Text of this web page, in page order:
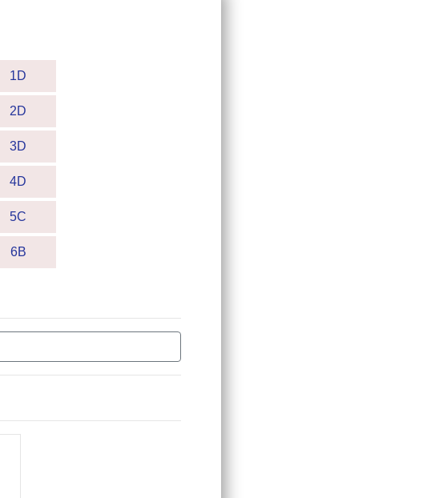
1D
2D
3D
4D
5C
6B